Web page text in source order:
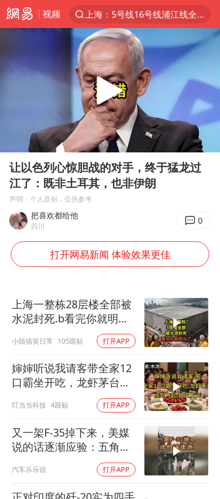
视频
上海：5号线16号线浦江线全线停运
上海有出现龙卷潜势
白海豚逼近浙闽沿海
1枚就能让航母瘫痪 轰-6J实力有多强
王艺迪2-4不敌张本美和止步4强
国足U17与阿森纳决赛取消 并列冠军
王传君 《披荆斩棘》
2025年小学教师减少13.19万
王艺迪无缘横滨赛决赛
泰国：高度重视中国游客旅游体验
上海大部迎大暴雨
《龙餐馆》 冲奖
蒯曼挺进WTT横滨冠军赛女单四强
Play
00:00 07:45
让以色列心惊胆战的对手，终于猛龙过
江了：既非土耳其，也非伊朗
声明：个人原创，仅供参考
把喜欢都给他
四川 0
打开网易新闻 体验效果更佳
上海一整栋28层楼全部被
水泥封死.b看完你就明白
小陆搞笑日常 105跟贴 打开APP
婶婶听说我请客带全家12
口霸坐开吃，龙虾茅台点
叮当当科技 4跟贴 打开APP
又一架F-35掉下来，美媒
说的话逐渐应验：五角大
汽车乐乐说 打开APP